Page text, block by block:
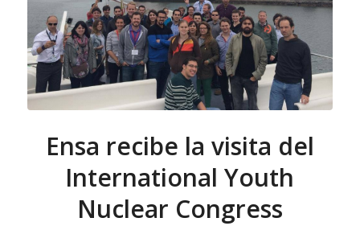
Ensa recibe la visita del
International Youth
Nuclear Congress